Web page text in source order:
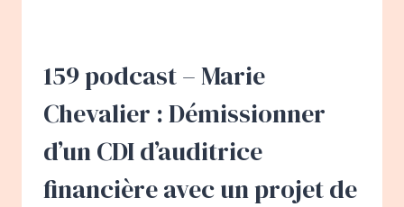
EXPERT
RÉFÉRENCE
DU
RAPPORT
À
L’ARGENT
159 podcast – Marie
Chevalier : Démissionner
d’un CDI d’auditrice
financière avec un projet de